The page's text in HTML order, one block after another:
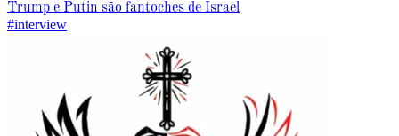
Trump e Putin são fantoches de Israel
#interview